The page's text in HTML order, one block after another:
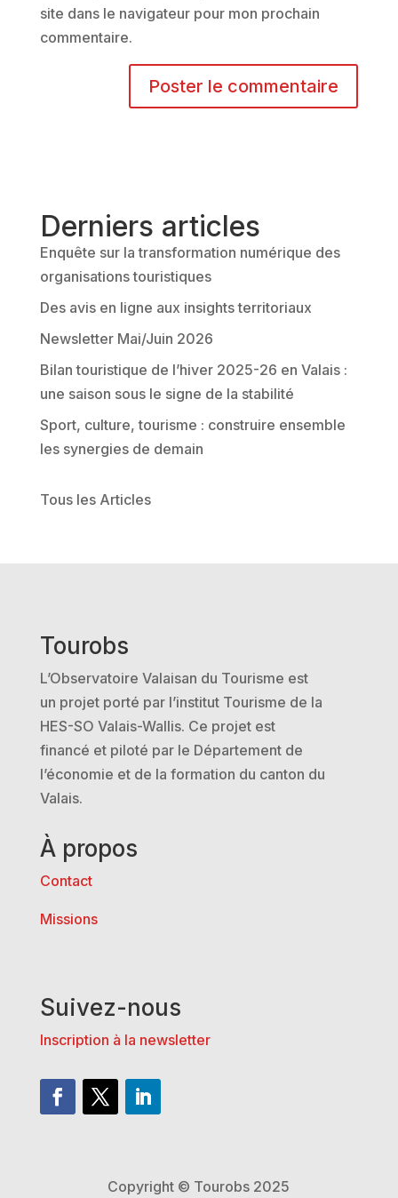
site dans le navigateur pour mon prochain
commentaire.
r
n
i
v
e
Derniers articles
Enquête sur la transformation numérique des
organisations touristiques
Des avis en ligne aux insights territoriaux
Newsletter Mai/Juin 2026
Bilan touristique de l’hiver 2025-26 en Valais :
une saison sous le signe de la stabilité
Sport, culture, tourisme : construire ensemble
les synergies de demain
Tous les Articles
Tourobs
L’Observatoire Valaisan du Tourisme est
un projet porté par l’institut Tourisme de la
HES-SO Valais-Wallis. Ce projet est
financé et piloté par le Département de
l’économie et de la formation du canton du
Valais.
À propos
Contact
Missions
Suivez-nous
Inscription à la newsletter
Copyright © Tourobs 2025